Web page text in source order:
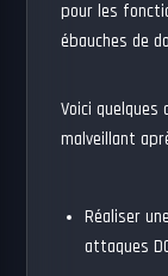
pour les
ébauches de
Voici
malveillant
Réaliser
attaques